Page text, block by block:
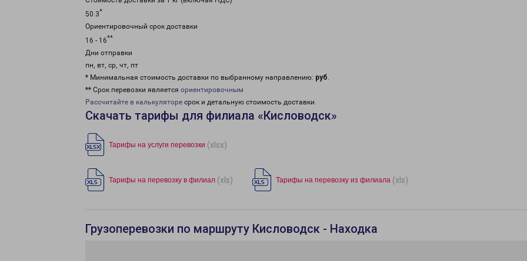
50.3*
Ориентировочный срок доставки
16 - 16**
Дни отправки
пн, вт, ср, чт, пт
* Минимальная стоимость доставки по выбранному направлению: руб.
** Срок перевозки является ориентировочным
Рассчитайте в калькуляторе срок и детальную стоимость доставки.
Скачать тарифы для филиала «Кисловодск»
Тарифы на услуги перевозки (xlsx)
Тарифы на перевозку в филиал (xls) Тарифы на перевозку из филиала (xls)
Грузоперевозки по маршруту Кисловодск - Находка